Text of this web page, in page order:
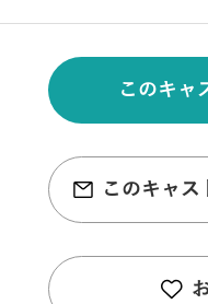
このキャ
このキャス